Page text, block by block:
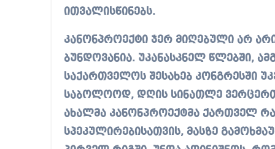
ითვალისწინებს.
კანონპროექტი ჯერ მიღებული არ
ბუნდოვანია. უკანასკნელ წლებში,
საქართველოს შესახებ კონგრესში
საბოლოოდ, დღის სინათლე
ახალმა კანონპროექტმა ქართველ
სპეკულირებისათვის, მასზე